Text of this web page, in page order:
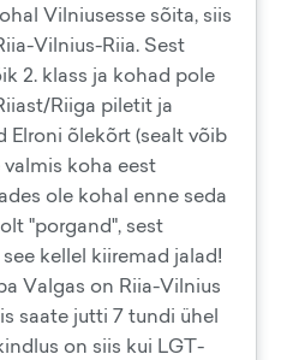
Vilniusesse sõita, siis
Vilnius-Riia. Sest
2. klass ja kohad pole
Riiga piletit ja
Elroni õlekõrt (sealt võib
valmis koha eest
ole kohal enne seda
"porgand", sest
kellel kiiremad jalad!
Valgas on Riia-Vilnius
saate jutti 7 tundi ühel
on siis kui LGT-